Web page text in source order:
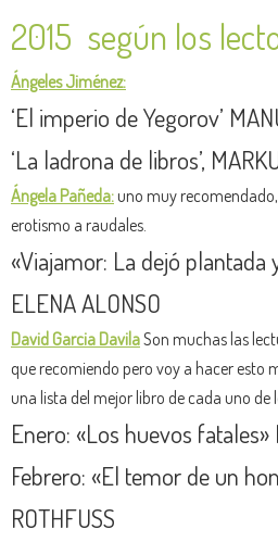
2015 según los
Ángeles Jiménez:
‘El imperio de Yegorov’
‘La ladrona de libros’,
Ángela Pañeda:uno muy
erotismo a raudales.
«Viajamor: La dejó plantada
ELENA ALONSO
David Garcia DavilaSon muchas las
que recomiendo pero voy a hacer esto
una lista del mejor libro de cada uno de
Enero: «Los huevos
Febrero: «El temor de un
ROTHFUSS